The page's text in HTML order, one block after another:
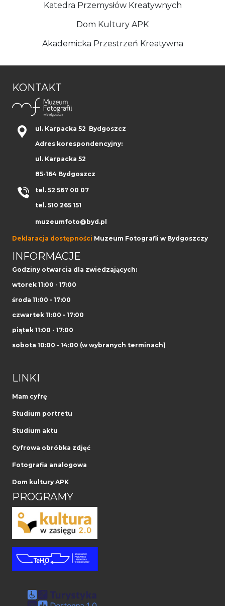
Katedra Przemysłów Kreatywnych
Dom Kultury APK
Akademicka Przestrzeń Kreatywna
KONTAKT
ul. Karpacka 52 Bydgoszcz
Adres korespondencyjny:
ul. Karpacka 52
85-164 Bydgoszcz
tel. 52 567 00 07
tel. 510 265 151
muzeumfoto@byd.pl
Deklaracja dostępności Muzeum Fotografii w Bydgoszczy
INFORMACJE
Godziny otwarcia dla zwiedzających:
wtorek 11:00 - 17:00
środa 11:00 - 17:00
czwartek 11:00 - 17:00
piątek 11:00 - 17:00
sobota 10:00 - 14:00 (w wybranych terminach)
LINKI
Mam cyfrę
Studium portretu
Studium aktu
Cyfrowa obróbka zdjęć
Fotografia analogowa
Dom kultury APK
PROGRAMY